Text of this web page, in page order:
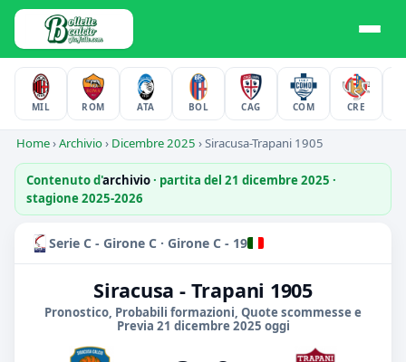
MIL ROM ATA BOL CAG COM CRE
Home›Archivio› Dicembre 2025 ›Siracusa-Trapani 1905
Contenuto d'archivio· partita del 21 dicembre 2025 ·
stagione 2025-2026
Serie C - Girone C · Girone C - 19
Siracusa - Trapani 1905
Pronostico, Probabili formazioni, Quote scommesse e
Previa 21 dicembre 2025 oggi